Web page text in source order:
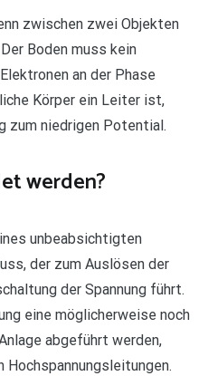
zwischen zwei Objekten
Boden muss kein
an der Phase
Körper ein Leiter ist,
zum niedrigen Potential.
werden?
unbeabsichtigten
der zum Auslösen der
der Spannung führt.
eine möglicherweise noch
abgeführt werden,